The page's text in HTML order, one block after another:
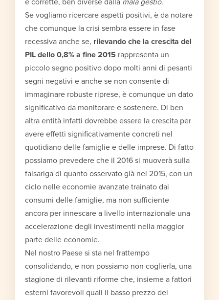
Se vogliamo ricercare aspetti positivi, è da notare
che comunque la crisi sembra essere in fase
recessiva anche se, rilevando che la crescita del
PIL dello 0,8% a fine 2015 rappresenta un
piccolo segno positivo dopo molti anni di pesanti
segni negativi e anche se non consente di
immaginare robuste riprese, è comunque un dato
significativo da monitorare e sostenere. Di ben
altra entità infatti dovrebbe essere la crescita per
avere effetti significativamente concreti nel
quotidiano delle famiglie e delle imprese. Di fatto
possiamo prevedere che il 2016 si muoverà sulla
falsariga di quanto osservato già nel 2015, con un
ciclo nelle economie avanzate trainato dai
consumi delle famiglie, ma non sufficiente
ancora per innescare a livello internazionale una
accelerazione degli investimenti nella maggior
parte delle economie.
Nel nostro Paese si sta nel frattempo
consolidando, e non possiamo non coglierla, una
stagione di rilevanti riforme che, insieme a fattori
esterni favorevoli quali il basso prezzo del